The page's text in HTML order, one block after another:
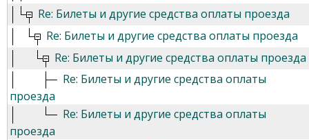
Re: Билеты и другие средства оплаты проезда
Re: Билеты и другие средства оплаты проезда
Re: Билеты и другие средства оплаты проезда
Re: Билеты и другие средства оплаты
проезда
Re: Билеты и другие средства оплаты
проезда